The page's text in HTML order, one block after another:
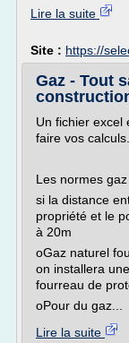
Lire la suite
Site : https://
Gaz - Tout
Un fichier excel
faire vos calculs.
Les normes
si la distance
propriété et le
à 20m
oGaz naturel
on installera
fourreau de
oPour du gaz...
Lire la suite